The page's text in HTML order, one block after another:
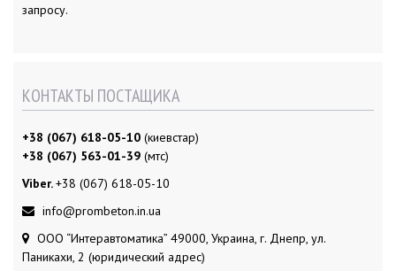
запросу.
КОНТАКТЫ ПОСТАЩИКА
+38 (067) 618-05-10 (киевстар)
+38 (067) 563-01-39 (мтс)
Viber.+38 (067) 618-05-10
info@prombeton.in.ua
ООО “Интеравтоматика” 49000, Украина, г. Днепр, ул.
Паникахи, 2 (юридический адрес)